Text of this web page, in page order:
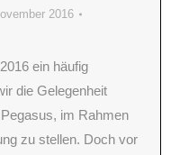
2016
ein häufig
die Gelegenheit
im Rahmen
zu stellen. Doch vor